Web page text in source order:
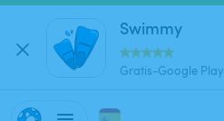
Swimmy
Gratis-Google Play